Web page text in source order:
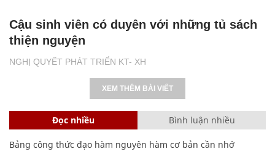
NGHỊ QUYẾT PHÁT TRIỂN KT- XH
Cậu sinh viên có duyên với những tủ sách
thiện nguyện
XEM THÊM BÀI VIẾT
Đọc nhiều Bình luận nhiều
Bảng công thức đạo hàm nguyên hàm cơ bản cần nhớ